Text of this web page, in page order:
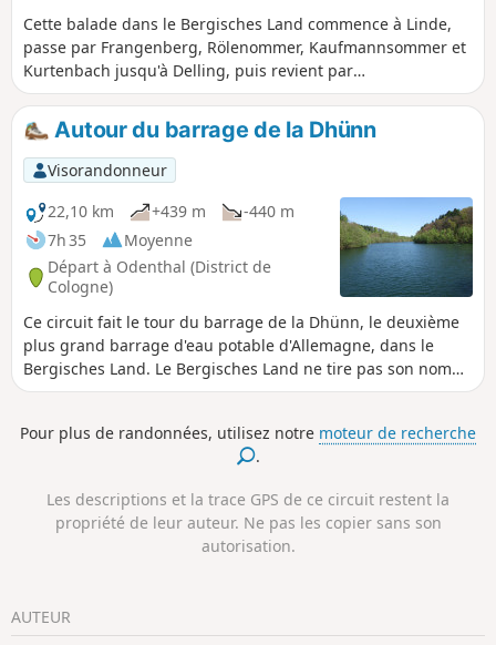
Cette balade dans le Bergisches Land commence à Linde,
passe par Frangenberg, Rölenommer, Kaufmannsommer et
Kurtenbach jusqu'à Delling, puis revient par
Schultheismühle, Olpermühle, Kohlgrube, Bosbach et
Müllersommer jusqu'à Linde.
Autour du barrage de la Dhünn
Visorandonneur
22,10 km
+439 m
-440 m
7h 35
Moyenne
Départ à Odenthal (District de
Cologne)
Ce circuit fait le tour du barrage de la Dhünn, le deuxième
plus grand barrage d'eau potable d'Allemagne, dans le
Bergisches Land. Le Bergisches Land ne tire pas son nom
de la forme de son paysage, comme on pourrait le penser,
Pour plus de randonnées, utilisez notre moteur de recherche
.
Les descriptions et la trace GPS de ce circuit restent la
propriété de leur auteur. Ne pas les copier sans son
autorisation.
AUTEUR